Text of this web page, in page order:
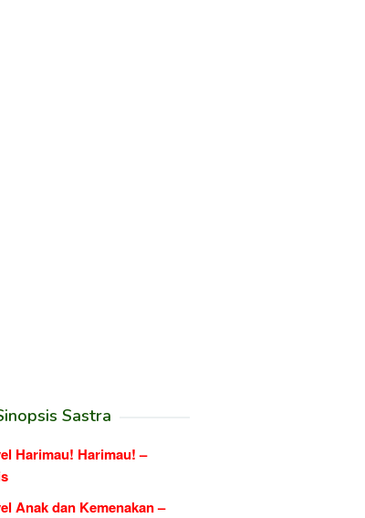
Sastra
Harimau! Harimau! –
Anak dan Kemenakan –